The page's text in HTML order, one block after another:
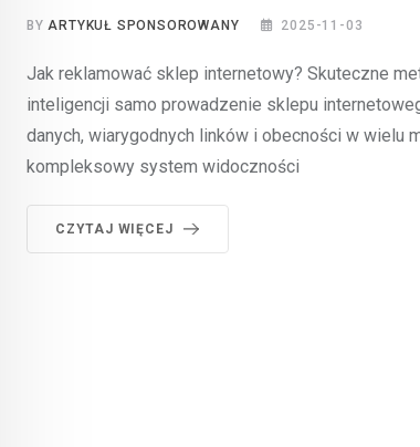
BY ARTYKUŁ SPONSOROWANY 2025-11-03
Jak reklamować sklep internetowy? Skuteczne
inteligencji samo prowadzenie sklepu
danych, wiarygodnych linków i obecności w wielu
kompleksowy system widoczności
CZYTAJ WIĘCEJ